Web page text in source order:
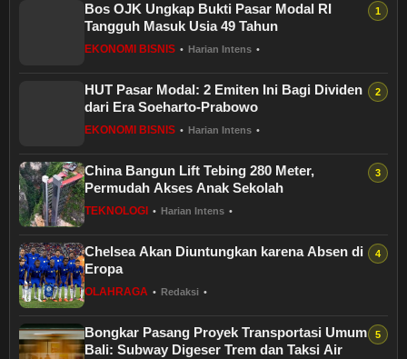
Bos OJK Ungkap Bukti Pasar Modal RI
Tangguh Masuk Usia 49 Tahun
EKONOMI BISNIS • Harian Intens •
HUT Pasar Modal: 2 Emiten Ini Bagi Dividen
dari Era Soeharto-Prabowo
EKONOMI BISNIS • Harian Intens •
China Bangun Lift Tebing 280 Meter,
Permudah Akses Anak Sekolah
TEKNOLOGI • Harian Intens •
Chelsea Akan Diuntungkan karena Absen di
Eropa
OLAHRAGA • Redaksi •
Bongkar Pasang Proyek Transportasi Umum
Bali: Subway Digeser Trem dan Taksi Air